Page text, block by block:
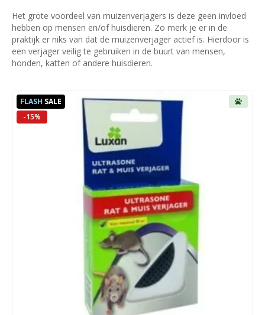
Het grote voordeel van muizenverjagers is deze geen invloed
hebben op mensen en/of huisdieren. Zo merk je er in de
praktijk er niks van dat de muizenverjager actief is. Hierdoor is
een verjager veilig te gebruiken in de buurt van mensen,
honden, katten of andere huisdieren.
FLASH SALE
-15%